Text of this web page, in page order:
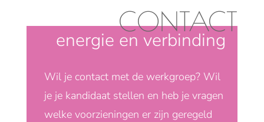
CONTACT
energie en verbinding
Wil je contact met de werkgroep? Wil
je je kandidaat stellen en heb je vragen
welke voorzieningen er zijn geregeld